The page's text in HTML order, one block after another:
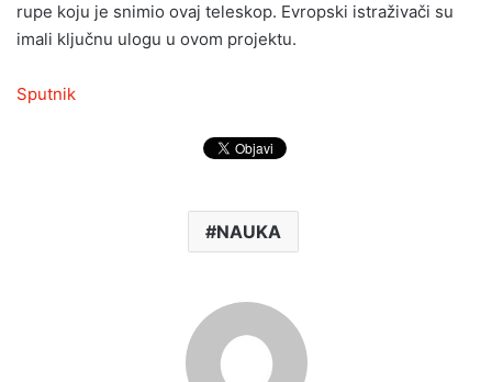
rupe koju je snimio ovaj teleskop. Evropski istraživači su
imali ključnu ulogu u ovom projektu.
Sputnik
NAUKA